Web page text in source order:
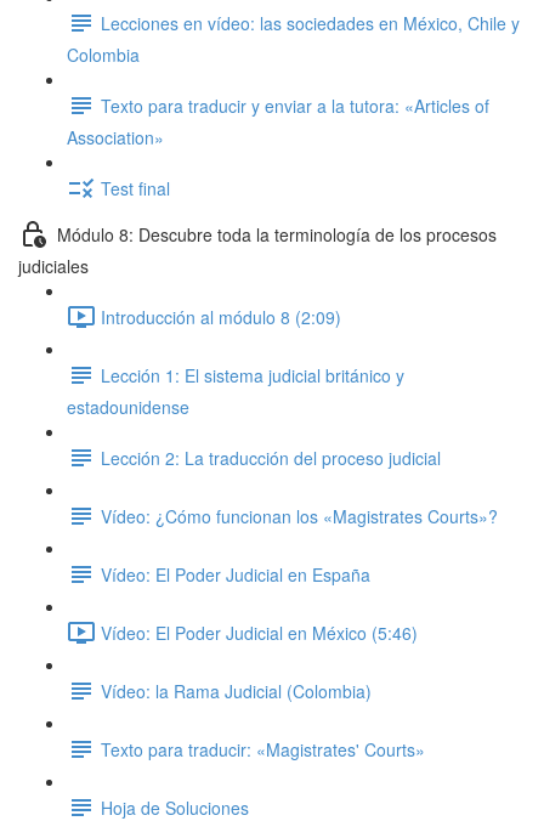
Lecciones en vídeo: las sociedades en México, Chile y
Colombia
Texto para traducir y enviar a la tutora: «Articles of
Association»
Test final
Módulo 8: Descubre toda la terminología de los procesos
judiciales
Introducción al módulo 8 (2:09)
Lección 1: El sistema judicial británico y
estadounidense
Lección 2: La traducción del proceso judicial
Vídeo: ¿Cómo funcionan los «Magistrates Courts»?
Vídeo: El Poder Judicial en España
Vídeo: El Poder Judicial en México (5:46)
Vídeo: la Rama Judicial (Colombia)
Texto para traducir: «Magistrates' Courts»
Hoja de Soluciones